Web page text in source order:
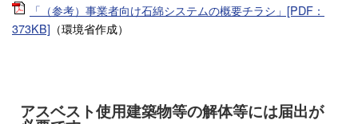
「（参考）事業者向け石綿システムの概要チラシ」[PDF：
373KB] （環境省作成）
アスベスト使用建築物等の解体等には届出が